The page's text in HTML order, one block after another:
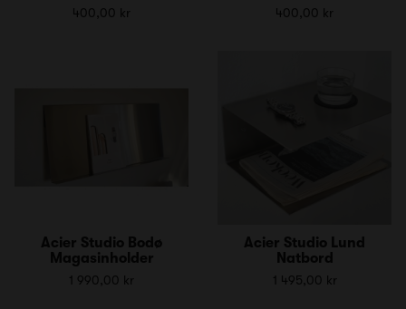
400,00 kr 400,00 kr
Acier Studio Bodø
Magasinholder
1 990,00 kr
Acier Studio Lund
Natbord
1 495,00 kr